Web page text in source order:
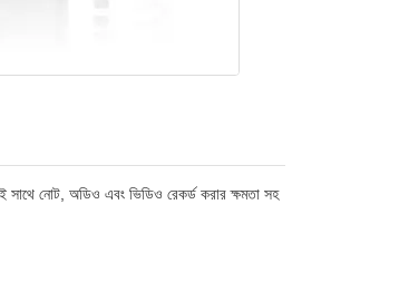
সাথে নোট, অডিও এবং ভিডিও রেকর্ড করার ক্ষমতা সহ